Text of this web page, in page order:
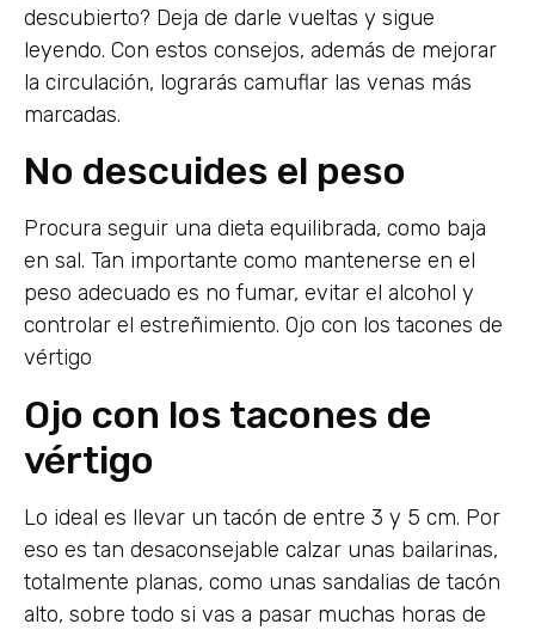
descubierto? Deja de darle vueltas y sigue
leyendo. Con estos consejos, además de mejorar
la circulación, lograrás camuflar las venas más
marcadas.
No descuides el peso
Procura seguir una dieta equilibrada, como baja
en sal. Tan importante como mantenerse en el
peso adecuado es no fumar, evitar el alcohol y
controlar el estreñimiento. Ojo con los tacones de
vértigo
Ojo con los tacones de
vértigo
Lo ideal es llevar un tacón de entre 3 y 5 cm. Por
eso es tan desaconsejable calzar unas bailarinas,
totalmente planas, como unas sandalias de tacón
alto, sobre todo si vas a pasar muchas horas de